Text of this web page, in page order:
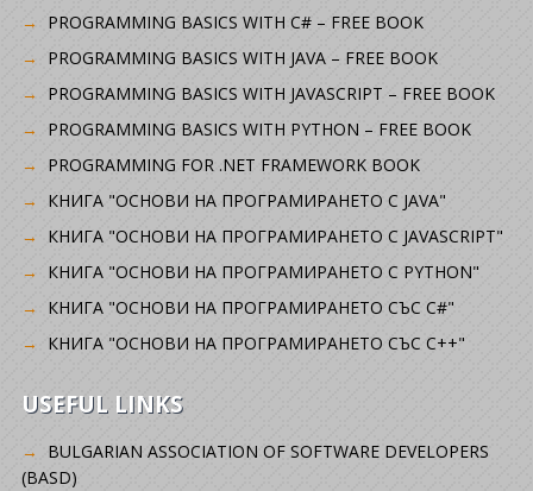
PROGRAMMING BASICS WITH C# – FREE BOOK
PROGRAMMING BASICS WITH JAVA – FREE BOOK
PROGRAMMING BASICS WITH JAVASCRIPT – FREE BOOK
PROGRAMMING BASICS WITH PYTHON – FREE BOOK
PROGRAMMING FOR .NET FRAMEWORK BOOK
КНИГА "ОСНОВИ НА ПРОГРАМИРАНЕТО С JAVA"
КНИГА "ОСНОВИ НА ПРОГРАМИРАНЕТО С JAVASCRIPT"
КНИГА "ОСНОВИ НА ПРОГРАМИРАНЕТО С PYTHON"
КНИГА "ОСНОВИ НА ПРОГРАМИРАНЕТО СЪС C#"
КНИГА "ОСНОВИ НА ПРОГРАМИРАНЕТО СЪС C++"
USEFUL LINKS
BULGARIAN ASSOCIATION OF SOFTWARE DEVELOPERS
(BASD)